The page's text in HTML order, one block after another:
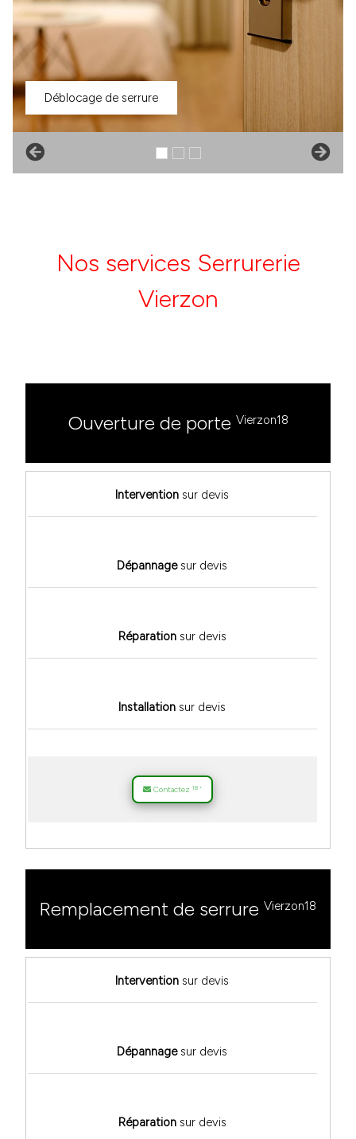
Déblocage de serrure
Nos services Serrurerie
Vierzon
Ouverture de porte Vierzon18
Intervention sur devis
Dépannagesur devis
Réparationsur devis
Installation sur devis
Contactez 18 *
Remplacement de serrureVierzon18
Intervention sur devis
Dépannagesur devis
Réparationsur devis